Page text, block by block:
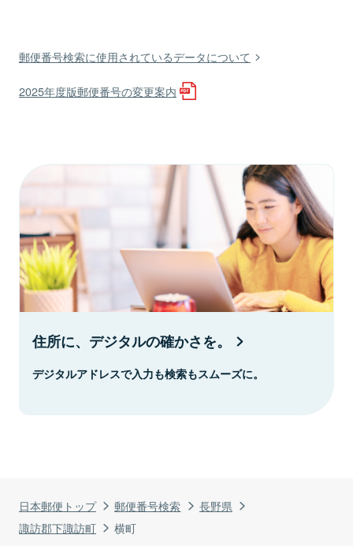
日本郵便トップ 郵便番号検索
長野県
諏訪郡下諏訪町
横町
郵便番号検索に使用されているデータについて
2025年度版郵便番号の変更案内
住所に、デジタルの確かさを。
デジタルアドレスで入力も検索もスムーズに。